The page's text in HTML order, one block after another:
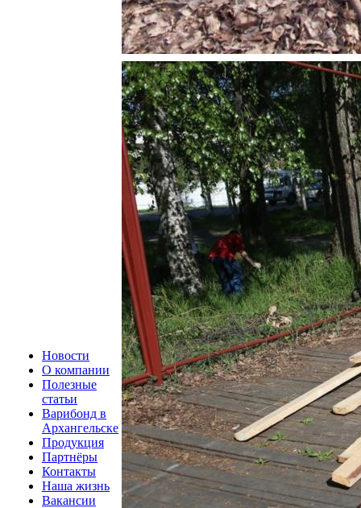
Новости
О компании
Полезные
статьи
Варибонд в
Архангельске
Продукция
Партнёры
Контакты
Наша жизнь
Вакансии